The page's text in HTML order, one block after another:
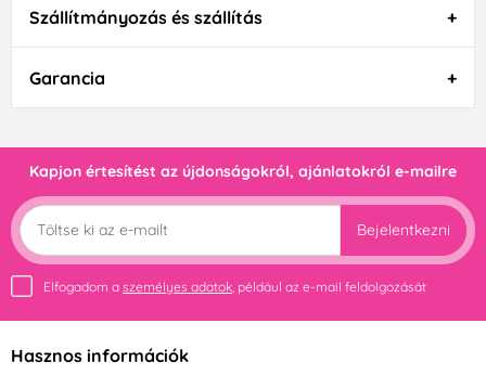
Szállítmányozás és szállítás
Garancia
Kapjon értesítést az újdonságokról, ajánlatokról e-mailre
Bejelentkezni
Elfogadom a személyes adatok , például az e-mail feldolgozását
Hasznos információk